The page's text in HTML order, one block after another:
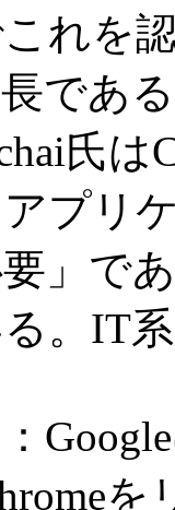
れを
であ
氏は
プリ
」で
。IT